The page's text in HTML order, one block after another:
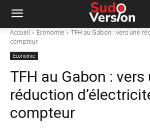
Accueil Economie
TFH au Gabon : vers une
compteur
Economie
TFH au Gabon : vers
réduction
compteur